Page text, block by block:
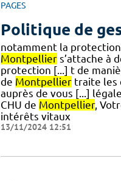
PAGES
Politique de
notamment la
Montpelliers’attache à
protection [...] t de
de Montpelliertraite les
auprès de vous [...]
CHU de Montpellier,
intérêts vitaux
13/11/2024 12:51